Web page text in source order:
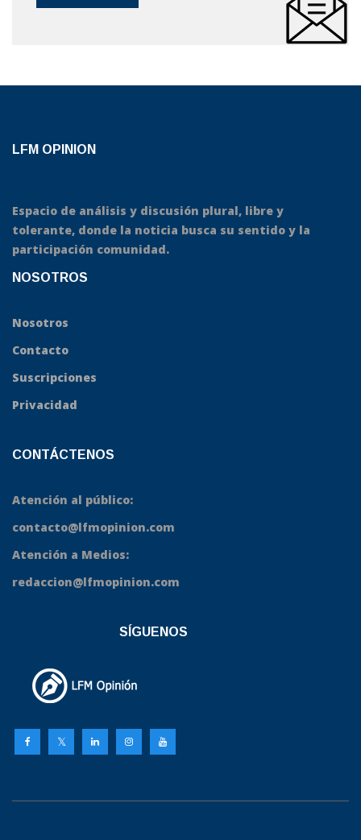
LFM OPINION
Espacio de análisis y discusión plural, libre y
tolerante, donde la noticia busca su sentido y la
participación comunidad.
NOSOTROS
Nosotros
Contacto
Suscripciones
Privacidad
CONTÁCTENOS
Atención al público:
contacto@lfmopinion.com
Atención a Medios:
redaccion@lfmopinion.com
SÍGUENOS